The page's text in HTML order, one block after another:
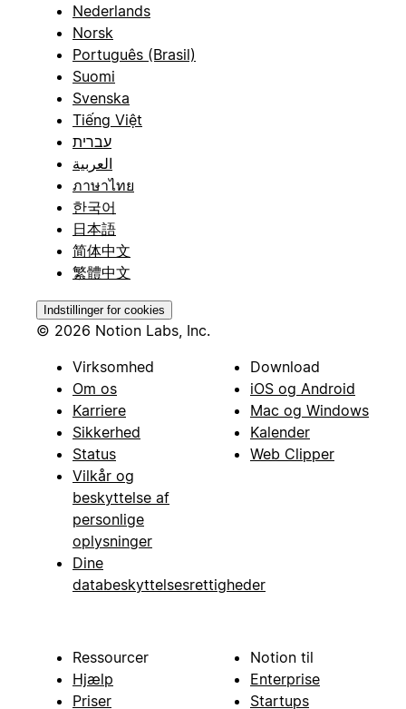
Nederlands
Norsk
Português (Brasil)
Suomi
Svenska
Tiếng Việt
עברית
العربية
ภาษาไทย
한국어
日本語
简体中文
繁體中文
Indstillinger for cookies
© 2026 Notion Labs, Inc.
Virksomhed
Om os
Karriere
Sikkerhed
Status
Vilkår og
beskyttelse af
personlige
oplysninger
Dine
databeskyttelsesrettigheder
Download
iOS og Android
Mac og Windows
Kalender
Web Clipper
Ressourcer
Hjælp
Priser
Notion til
Enterprise
Startups